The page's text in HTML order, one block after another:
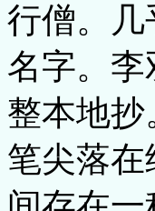
行僧。
名字。
整本地
笔尖落